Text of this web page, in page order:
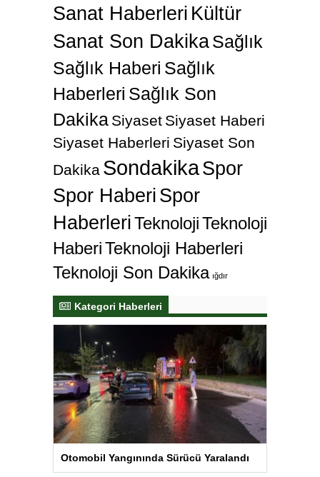
Sanat Haberleri Kültür
Sanat Son DakikaSağlık
Sağlık Haberi Sağlık
Haberleri Sağlık Son
Dakika Siyaset Siyaset Haberi
Siyaset Haberleri Siyaset Son
Dakika SondakikaSpor
Spor Haberi Spor
HaberleriTeknolojiTeknoloji
HaberiTeknoloji Haberleri
Teknoloji Son Dakika ığdır
Kategori Haberleri
Otomobil Yangınında Sürücü Yaralandı